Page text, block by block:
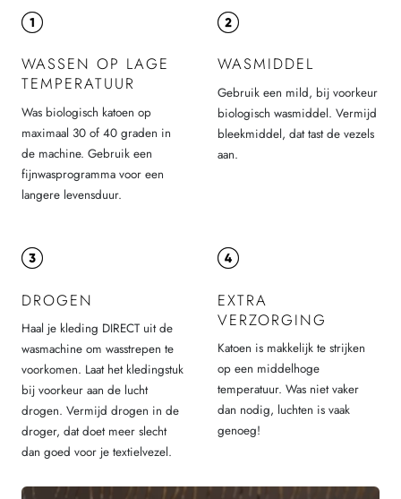
WASSEN OP LAGE
TEMPERATUUR
Was biologisch katoen op
maximaal 30 of 40 graden in
de machine. Gebruik een
fijnwasprogramma voor een
langere levensduur.
WASMIDDEL
Gebruik een mild, bij voorkeur
biologisch wasmiddel. Vermijd
bleekmiddel, dat tast de vezels
aan.
DROGEN
Haal je kleding DIRECT uit de
wasmachine om wasstrepen te
voorkomen. Laat het kledingstuk
bij voorkeur aan de lucht
drogen. Vermijd drogen in de
droger, dat doet meer slecht
dan goed voor je textielvezel.
EXTRA
VERZORGING
Katoen is makkelijk te strijken
op een middelhoge
temperatuur. Was niet vaker
dan nodig, luchten is vaak
genoeg!